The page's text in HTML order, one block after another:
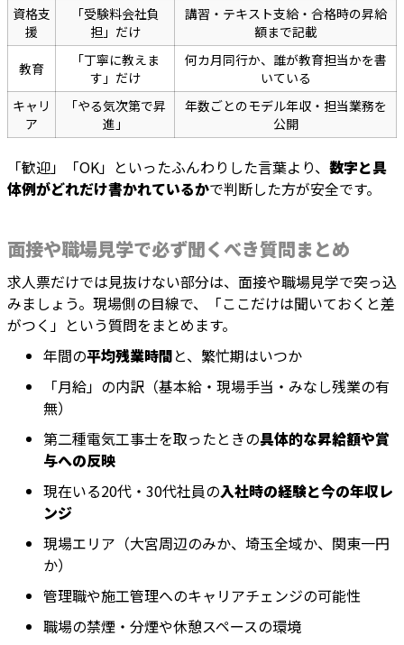
資格支
援
「受験料会社負
担」だけ
講習・テキスト支給・合格時の昇給
額まで記載
教育
「丁寧に教えま
す」だけ
何カ月同行か、誰が教育担当かを書
いている
キャリ
ア
「やる気次第で昇
進」
年数ごとのモデル年収・担当業務を
公開
「歓迎」「OK」といったふんわりした言葉より、 数字と具
体例がどれだけ書かれているかで判断した方が安全です。
面接や職場見学で必ず聞くべき質問まとめ
求人票だけでは見抜けない部分は、面接や職場見学で突っ込
みましょう。現場側の目線で、「ここだけは聞いておくと差
がつく」という質問をまとめます。
年間の平均残業時間と、繁忙期はいつか
「月給」の内訳（基本給・現場手当・みなし残業の有
無）
第二種電気工事士を取ったときの具体的な昇給額や賞
与への反映
現在いる20代・30代社員の入社時の経験と今の年収レ
ンジ
現場エリア（大宮周辺のみか、埼玉全域か、関東一円
か）
管理職や施工管理へのキャリアチェンジの可能性
職場の禁煙・分煙や休憩スペースの環境